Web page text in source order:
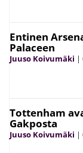
Entinen
Palaceen
Juuso Koivumäki |
Tottenham
Gakposta
Juuso Koivumäki |